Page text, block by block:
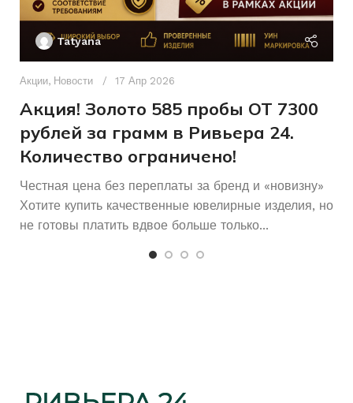
0,18
6/8
ДЛЯ КОГО Женщинам
СОСТОЯНИЕ Б/У
СОСТОЯНИЕ
Tatyana
Акции, Новости 17 Апр 2026
Акция! Золото 585 пробы ОТ 7300
рублей за грамм в Ривьера 24.
Количество ограничено!
Честная цена без переплаты за бренд и «новизну»
Хотите купить качественные ювелирные изделия, но
не готовы платить вдвое больше только...